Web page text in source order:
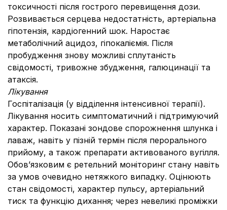
токсичності після гострого перевищення дози.
Розвивається серцева недостатність, артеріальна
гіпотензія, кардіогенний шок. Наростає
метаболічний ацидоз, гіпокаліємія. Після
пробудження знову можливі сплутаність
свідомості, тривожне збудження, галюцинації та
атаксія.
Лікування
Госпіталізація (у відділення інтенсивної терапії).
Лікування носить симптоматичний і підтримуючий
характер. Показані зондове спорожнення шлунка і
лаваж, навіть у пізній термін після перорального
прийому, а також препарати активованого вугілля.
Обов’язковим є ретельний моніторинг стану навіть
за умов очевидно нетяжкого випадку. Оцінюють
стан свідомості, характер пульсу, артеріальний
тиск та функцію дихання; через невеликі проміжки